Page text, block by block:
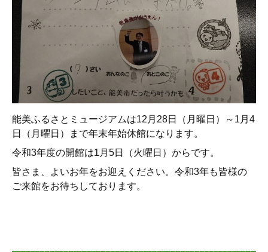
能美ふるさとミュージアムは12月28日（月曜日）～1月4
日（月曜日）まで年末年始休館になります。
令和3年度の開館は1月5日（火曜日）からです。
皆さま、よいお年をお迎えください。令和3年も皆様の
ご来館をお待ちしております。